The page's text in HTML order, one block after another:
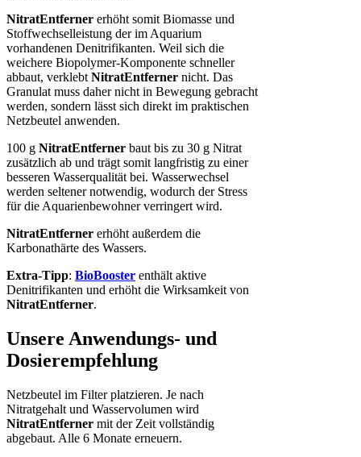
NitratEntferner erhöht somit Biomasse und
Stoffwechselleistung der im Aquarium
vorhandenen Denitrifikanten. Weil sich die
weichere Biopolymer-Komponente schneller
abbaut, verklebt NitratEntferner nicht. Das
Granulat muss daher nicht in Bewegung gebracht
werden, sondern lässt sich direkt im praktischen
Netzbeutel anwenden.
100 g NitratEntferner baut bis zu 30 g Nitrat
zusätzlich ab und trägt somit langfristig zu einer
besseren Wasserqualität bei. Wasserwechsel
werden seltener notwendig, wodurch der Stress
für die Aquarienbewohner verringert wird.
NitratEntferner erhöht außerdem die
Karbonathärte des Wassers.
Extra-Tipp: BioBooster enthält aktive
Denitrifikanten und erhöht die Wirksamkeit von
NitratEntferner.
Unsere Anwendungs- und
Dosierempfehlung
Netzbeutel im Filter platzieren. Je nach
Nitratgehalt und Wasservolumen wird
NitratEntferner mit der Zeit vollständig
abgebaut. Alle 6 Monate erneuern.